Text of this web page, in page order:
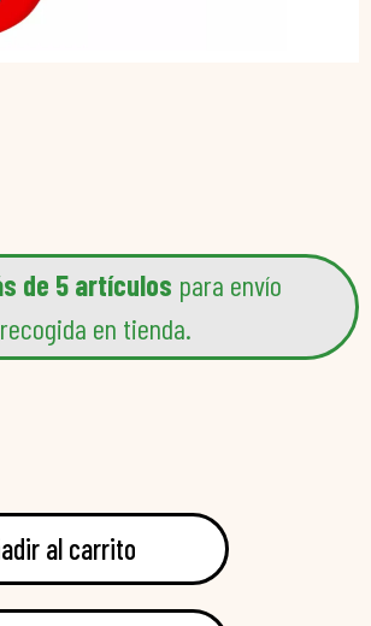
agrandar
de 5 artículos para envío
en tienda.
al carrito